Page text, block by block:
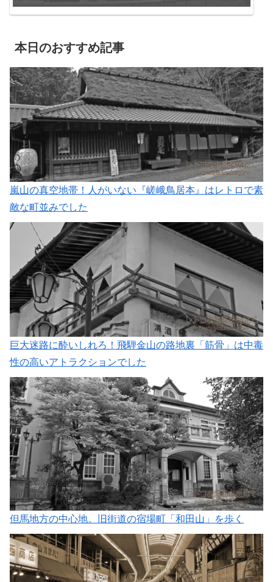
本日のおすすめ記事
嵐山の真空地帯！人がいない『嵯峨鳥居本』はレトロで素
敵な町並みでした
巨大迷路に酔いしれろ！飛騨金山の路地裏「筋骨」は中毒
性の高いアトラクションでした
但馬地方の中心地。旧街道の宿場町「和田山」を歩く